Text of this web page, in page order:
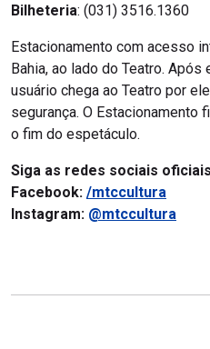
Bilheteria: (031) 3516.1360
Estacionamento com acesso
Bahia, ao lado do Teatro.
usuário chega ao Teatro por
segurança. O Estacionamento
o fim do espetáculo.
Siga as redes sociais
Facebook: /mtccultura
Instagram: @mtccultura